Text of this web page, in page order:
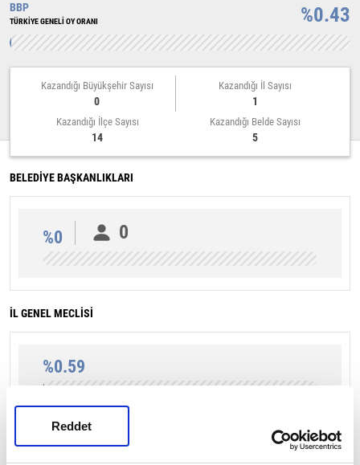
Reddet
BBP
TÜRKİYE GENELİ OY ORANI %0.43
Kazandığı Büyükşehir Sayısı
0
Kazandığı İl Sayısı
1
Kazandığı İlçe Sayısı
14
Kazandığı Belde Sayısı
5
BELEDİYE BAŞKANLIKLARI
%0 0
İL GENEL MECLİSİ
%0.59